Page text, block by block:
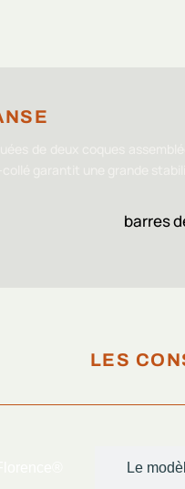
LES
Le